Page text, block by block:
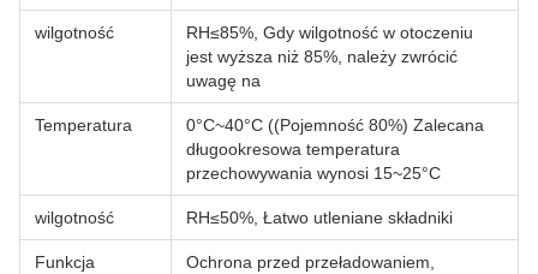
wilgotność
RH≤85%, Gdy wilgotność w otoczeniu
jest wyższa niż 85%, należy zwrócić
uwagę na
Temperatura
0°C~40°C ((Pojemność 80%) Zalecana
długookresowa temperatura
przechowywania wynosi 15~25°C
wilgotność RH≤50%, Łatwo utleniane składniki
Funkcja
Ochrona przed przeładowaniem,